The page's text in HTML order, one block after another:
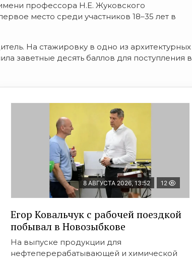
профессора Н.Е. Жуковского
место среди участников 18–35 лет в
На стажировку в одно из архитектурных
заветные десять баллов для поступления в
8 АВГУСТА 2026, 13:52 12
Егор Ковальчук с рабочей поездкой
побывал в Новозыбкове
На выпуске продукции для
нефтеперерабатывающей и химической